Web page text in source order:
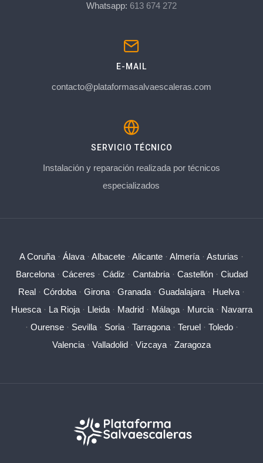
Whatsapp: 613 674 272
E-MAIL
contacto@plataformasalvaescaleras.com
SERVICIO TÉCNICO
Instalación y reparación realizada por técnicos
especializados
A Coruña · Álava · Albacete · Alicante · Almería · Asturias ·
Barcelona· Cáceres · Cádiz · Cantabria· Castellón· Ciudad
Real · Córdoba · Girona · Granada · Guadalajara · Huelva ·
Huesca· La Rioja· Lleida· Madrid· Málaga· Murcia· Navarra
· Ourense· Sevilla· Soria· Tarragona· Teruel· Toledo·
Valencia · Valladolid · Vizcaya · Zaragoza